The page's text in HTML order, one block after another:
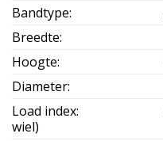
Bandtype:
Breedte:
Hoogte:
Diameter:
Load index:
wiel)